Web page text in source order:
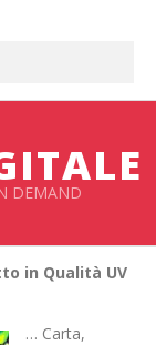
DEMAND
in Qualità UV
… Carta,